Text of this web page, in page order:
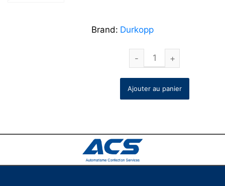
Brand: Durkopp
Ajouter au panier